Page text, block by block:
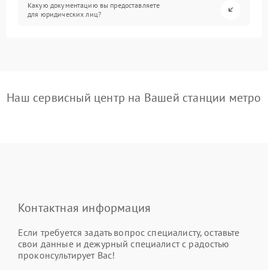
Какую документацию вы предоставляете
для юридических лиц?
Наш сервисный центр на Вашей станции метро
Контактная информация
Если требуется задать вопрос специалисту, оставьте
свои данные и дежурный специалист с радостью
проконсультирует Вас!